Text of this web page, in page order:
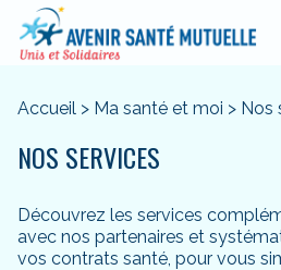
Accueil > Ma santé et moi > Nos
NOS SERVICES
Découvrez les services
avec nos partenaires et
vos contrats santé, pour vous